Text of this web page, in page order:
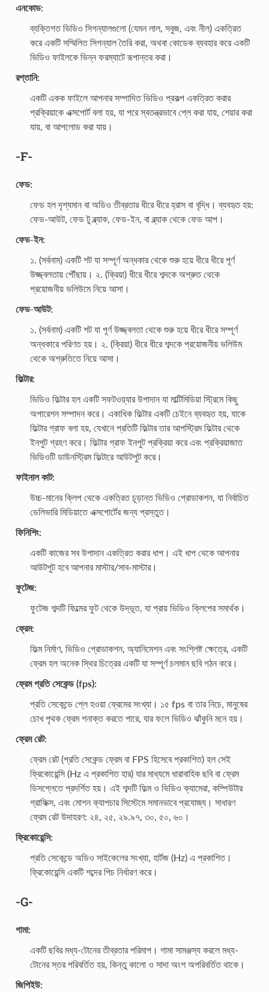
এনকোড:
ব্যক্তিগত ভিডিও সিগন্যালগুলো (যেমন লাল, সবুজ, এবং নীল) একত্রিত
করে একটি সম্মিলিত সিগন্যাল তৈরি করা, অথবা কোডেক ব্যবহার করে একটি
ভিডিও ফাইলকে ভিন্ন ফরম্যাটে রূপান্তর করা।
রপ্তানি:
একটি একক ফাইলে আপনার সম্পাদিত ভিডিও প্রকল্প একত্রিত করার
প্রক্রিয়াকে এক্সপোর্ট বলা হয়, যা পরে স্বতন্ত্রভাবে প্লে করা যায়, শেয়ার করা
যায়, বা আপলোড করা যায়।
-F-
ফেড:
ফেড হল দৃশ্যমান বা অডিও তীব্রতার ধীরে ধীরে হ্রাস বা বৃদ্ধি। ব্যবহৃত হয়:
ফেড-আউট, ফেড টু ব্ল্যাক, ফেড-ইন, বা ব্ল্যাক থেকে ফেড আপ।
ফেড-ইন:
১. (সর্বনাম) একটি শট যা সম্পূর্ণ অন্ধকার থেকে শুরু হয়ে ধীরে ধীরে পূর্ণ
উজ্জ্বলতায় পৌঁছায়। ২. (ক্রিয়া) ধীরে ধীরে শব্দকে অশ্রুত থেকে
প্রয়োজনীয় ভলিউমে নিয়ে আসা।
ফেড-আউট:
১. (সর্বনাম) একটি শট যা পূর্ণ উজ্জ্বলতা থেকে শুরু হয়ে ধীরে ধীরে সম্পূর্ণ
অন্ধকারে পরিণত হয়। ২. (ক্রিয়া) ধীরে ধীরে শব্দকে প্রয়োজনীয় ভলিউম
থেকে অশ্রুতিতে নিয়ে আসা।
ফিল্টার:
ভিডিও ফিল্টার হল একটি সফটওয়্যার উপাদান যা মাল্টিমিডিয়া স্ট্রিমে কিছু
অপারেশন সম্পাদন করে। একাধিক ফিল্টার একটি চেইনে ব্যবহৃত হয়, যাকে
ফিল্টার গ্রাফ বলা হয়, যেখানে প্রতিটি ফিল্টার তার আপস্ট্রিম ফিল্টার থেকে
ইনপুট গ্রহণ করে। ফিল্টার গ্রাফ ইনপুট প্রক্রিয়া করে এবং প্রক্রিয়াজাত
ভিডিওটি ডাউনস্ট্রিম ফিল্টারে আউটপুট করে।
ফাইনাল কাট:
উচ্চ-মানের ক্লিপ থেকে একত্রিত চূড়ান্ত ভিডিও প্রোডাকশন, যা নির্বাচিত
ডেলিভারি মিডিয়াতে এক্সপোর্টের জন্য প্রস্তুত।
ফিনিশিং:
একটি কাজের সব উপাদান একত্রিত করার ধাপ। এই ধাপ থেকে আপনার
আউটপুট হবে আপনার মাস্টার/সাব-মাস্টার।
ফুটেজ:
ফুটেজ শব্দটি ফিল্মের ফুট থেকে উদ্ভূত, যা প্রায় ভিডিও ক্লিপের সমার্থক।
ফ্রেম:
ফিল্ম নির্মাণ, ভিডিও প্রোডাকশন, অ্যানিমেশন এবং সংশ্লিষ্ট ক্ষেত্রে, একটি
ফ্রেম হল অনেক স্থির চিত্রের একটি যা সম্পূর্ণ চলমান ছবি গঠন করে।
ফ্রেম প্রতি সেকেন্ড (fps):
প্রতি সেকেন্ডে প্লে হওয়া ফ্রেমের সংখ্যা। ১৫ fps বা তার নিচে, মানুষের
চোখ পৃথক ফ্রেম শনাক্ত করতে পারে, যার ফলে ভিডিও ঝাঁকুনি মনে হয়।
ফ্রেম রেট:
ফ্রেম রেট (প্রতি সেকেন্ড ফ্রেম বা FPS হিসেবে প্রকাশিত) হল সেই
ফ্রিকোয়েন্সি (Hz এ প্রকাশিত হার) যার মাধ্যমে ধারাবাহিক ছবি বা ফ্রেম
ডিসপ্লেতে প্রদর্শিত হয়। এই শব্দটি ফিল্ম ও ভিডিও ক্যামেরা, কম্পিউটার
গ্রাফিক্স, এবং মোশন ক্যাপচার সিস্টেমে সমানভাবে প্রযোজ্য। সাধারণ
ফ্রেম রেট উদাহরণ: ২৪, ২৫, ২৯.৯৭, ৩০, ৫০, ৬০।
ফ্রিকোয়েন্সি:
প্রতি সেকেন্ডে অডিও সাইকেলের সংখ্যা, হার্টজ (Hz) এ প্রকাশিত।
ফ্রিকোয়েন্সি একটি শব্দের পিচ নির্ধারণ করে।
-G-
গামা:
একটি ছবির মধ্য-টোনের তীব্রতার পরিমাপ। গামা সামঞ্জস্য করলে মধ্য-
টোনের স্তর পরিবর্তিত হয়, কিন্তু কালো ও সাদা অংশ অপরিবর্তিত থাকে।
জিপিইউ: